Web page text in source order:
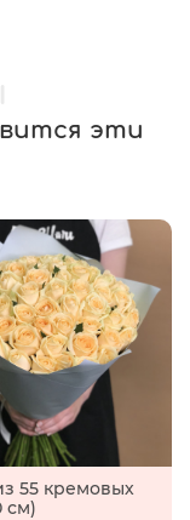
эти
55 кремовых
см)